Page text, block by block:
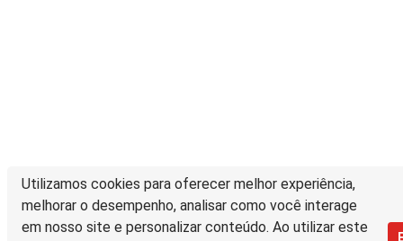
Utilizamos cookies para oferecer melhor experiência,
melhorar o desempenho, analisar como você interage
em nosso site e personalizar conteúdo. Ao utilizar este